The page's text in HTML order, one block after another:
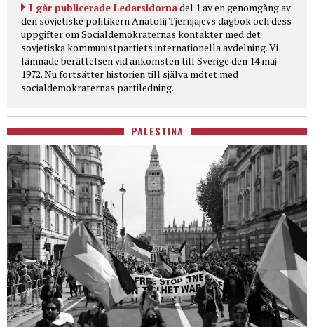
I går publicerade Ledarsidornadel 1 av en genomgång av
den sovjetiske politikern Anatolij Tjernjajevs dagbok och dess
uppgifter om Socialdemokraternas kontakter med det
sovjetiska kommunistpartiets internationella avdelning. Vi
lämnade berättelsen vid ankomsten till Sverige den 14 maj
1972. Nu fortsätter historien till själva mötet med
socialdemokraternas partiledning.
PALESTINA